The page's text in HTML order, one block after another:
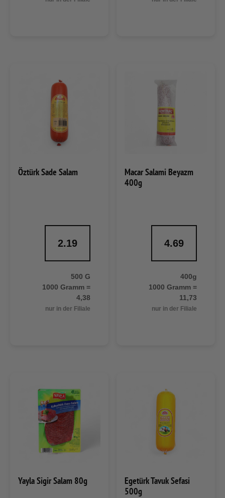
Öztürk Sade Salam
2.19
500 G
1000 Gramm =
4,38
nur in der Filiale
Macar Salami Beyazm
400g
4.69
400g
1000 Gramm =
11,73
nur in der Filiale
Yayla Sigir Salam 80g
Egetürk Tavuk Sefasi
500g